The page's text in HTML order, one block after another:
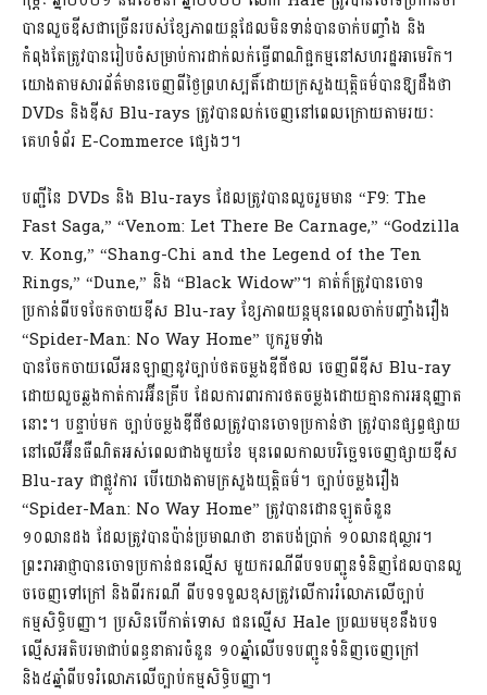
បានលួចឌីសជាច្រើនរបស់ខ្សែភាពយន្តដែលមិនទាន់បានចាក់បញ្ចាំង និង
កំពុងតែត្រូវបានរៀបចំសម្រាប់ការដាក់លក់ធ្វើពាណិជ្ជកម្មនៅសហរដ្ឋអាមេរិក។
យោងតាមសារព័ត៌មានចេញពីថ្ងៃព្រហស្បតិ៍ដោយក្រសួងយុត្តិធម៌បានឱ្យដឹងថា
DVDs និងឌីស Blu-rays ត្រូវបានលក់ចេញនៅពេលក្រោយតាមរយៈ
គេហទំព័រ E-Commerce ផ្សេងៗ។
បញ្ជីនៃ DVDs និង Blu-rays ដែលត្រូវបានលួចរួមមាន “F9: The
Fast Saga,” “Venom: Let There Be Carnage,” “Godzilla
v. Kong,” “Shang-Chi and the Legend of the Ten
Rings,” “Dune,” និង “Black Widow”។ គាត់ក៏ត្រូវបានចោទ
ប្រកាន់ពីបទចែកចាយឌីស Blu-ray ខ្សែភាពយន្តមុនពេលចាក់បញ្ចាំងរឿង
“Spider-Man: No Way Home” បូករួមទាំង
បានចែកចាយលើអនឡាញនូវច្បាប់ថតចម្លងឌីជីថល ចេញពីឌីស Blu-ray
ដោយលួចឆ្លងកាត់ការអ៊ីនគ្រីប ដែលការពារការថតចម្លងដោយគ្មានការអនុញ្ញាត
នោះ។ បន្ទាប់មក ច្បាប់ចម្លងឌីជីថលត្រូវបានចោទប្រកាន់ថា ត្រូវបានផ្សព្វផ្សាយ
នៅលើអ៊ីនធឺណិតអស់ពេលជាងមួយខែ មុនពេលកាលបរិច្ឆេទចេញផ្សាយឌីស
Blu-ray ជាផ្លូវការ បើយោងតាមក្រសួងយុត្តិធម៌។ ច្បាប់ចម្លងរឿង
“Spider-Man: No Way Home” ត្រូវបានដោនឡូតចំនួន
១០លានដង ដែលត្រូវបានប៉ាន់ប្រមាណថា ខាតបង់ប្រាក់ ១០លានដុល្លារ។
ព្រះរាអាជ្ញាបានចោទប្រកាន់ជនល្មើស មួយករណីពីបទបញ្ជូនទំនិញដែលបានលួ
ចចេញទៅក្រៅ និងពីរករណី ពីបទទទួលខុសត្រូវលើការរំលោភលើច្បាប់
កម្មសិទ្ធិបញ្ញា។ ប្រសិនបើកាត់ទោស ជនល្មើស Hale ប្រឈមមុខនឹងបទ
ល្មើសអតិបរមាជាប់ពន្ធនាគារចំនួន ១០ឆ្នាំលើបទបញ្ជូនទំនិញចេញក្រៅ
និង៥ឆ្នាំពីបទរំលោភលើច្បាប់កម្មសិទ្ធិបញ្ញា។